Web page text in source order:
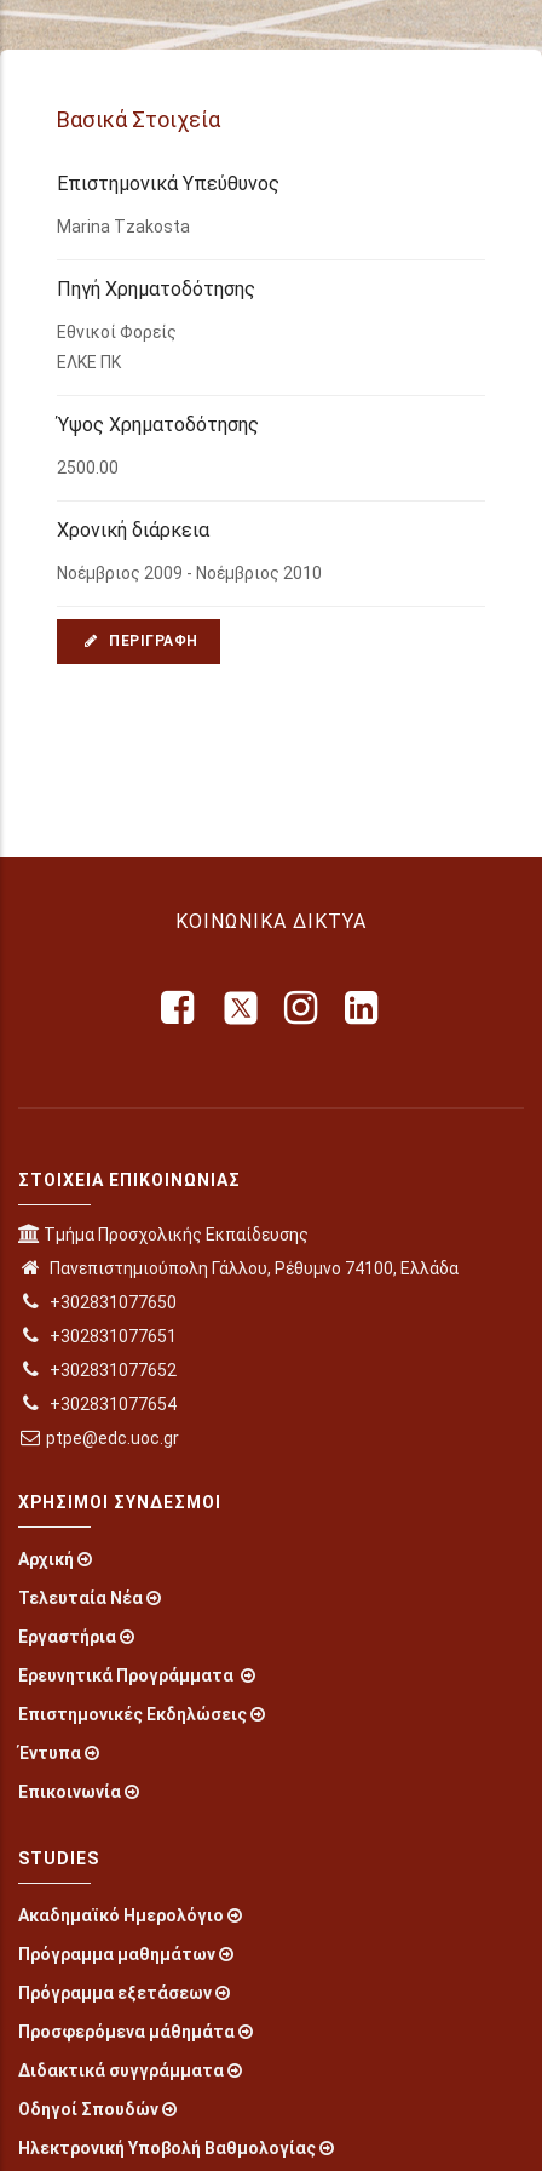
Βασικά Στοιχεία
Επιστημονικά Υπεύθυνος
Marina Tzakosta
Πηγή Χρηματοδότησης
Εθνικοί Φορείς
ΕΛΚΕ ΠΚ
Ύψος Χρηματοδότησης
2500.00
Χρονική διάρκεια
Νοέμβριος 2009 - Νοέμβριος 2010
ΠΕΡΙΓΡΑΦΉ
ΚΟΙΝΩΝΙΚΆ ΔΊΚΤΥΑ
ΣΤΟΙΧΕΊΑ ΕΠΙΚΟΙΝΩΝΊΑΣ
Τμήμα Προσχολικής Εκπαίδευσης
Πανεπιστημιούπολη Γάλλου, Ρέθυμνο 74100, Ελλάδα
+302831077650
+302831077651
+302831077652
+302831077654
ptpe@edc.uoc.gr
ΧΡΉΣΙΜΟΙ ΣΎΝΔΕΣΜΟΙ
Αρχική
Τελευταία Νέα
Εργαστήρια
Ερευνητικά Προγράμματα
Επιστημονικές Εκδηλώσεις
Έντυπα
Επικοινωνία
STUDIES
Ακαδημαϊκό Ημερολόγιο
Πρόγραμμα μαθημάτων
Πρόγραμμα εξετάσεων
Προσφερόμενα μάθημάτα
Διδακτικά συγγράμματα
Οδηγοί Σπουδών
Ηλεκτρονική Υποβολή Βαθμολογίας